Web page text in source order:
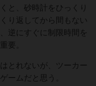
と、砂時計をひっくり
り返してから間もない
逆にすぐに制限時間を
要。
とれないが、ツーカー
ームだと思う。